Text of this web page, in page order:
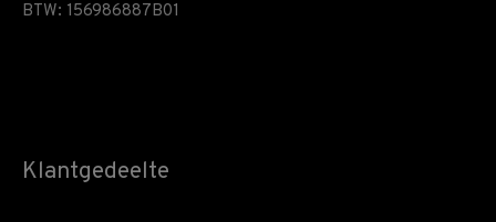
BTW: 156986887B01
Klantgedeelte